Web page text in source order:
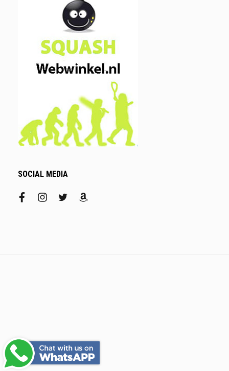
SOCIAL MEDIA
facebookinstagram
twitteramazon